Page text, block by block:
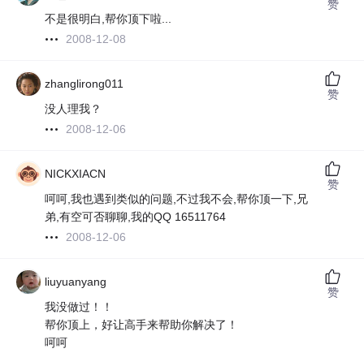
不是很明白,帮你顶下啦...
2008-12-08
赞
zhanglirong011
没人理我？
2008-12-06
赞
NICKXIACN
呵呵,我也遇到类似的问题,不过我不会,帮你顶一下,兄
弟,有空可否聊聊,我的QQ 16511764
2008-12-06
赞
liuyuanyang
我没做过！！
帮你顶上，好让高手来帮助你解决了！
呵呵
赞